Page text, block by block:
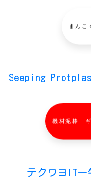
まんこ
Seeping
機材泥棒
テクウヨITー